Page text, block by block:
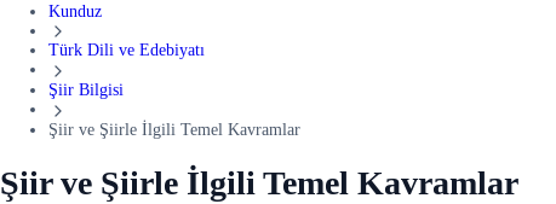
Kunduz
Türk Dili ve Edebiyatı
Şiir Bilgisi
Şiir ve Şiirle İlgili Temel Kavramlar
Şiir ve Şiirle İlgili Temel Kavramlar